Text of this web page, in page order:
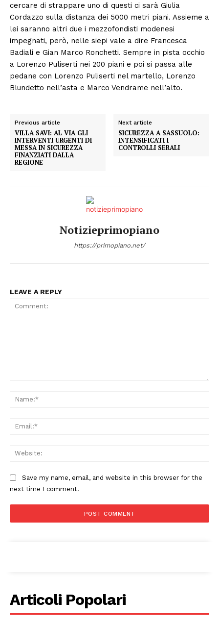
cercare di strappare uno di questi ci sarà Giulia
Cordazzo sulla distanza dei 5000 metri piani. Assieme a
lei saranno altri due i mezzofondisti modenesi
impegnati, però, nelle siepi vale a dire Francesca
Badiali e Gian Marco Ronchetti. Sempre in pista occhio
a Lorenzo Puliserti nei 200 piani e poi si passa alle
pedane con Lorenzo Puliserti nel martello, Lorenzo
Blundetto nell’asta e Marco Vendrame nell’alto.
Previous article
VILLA SAVI: AL VIA GLI
INTERVENTI URGENTI DI
MESSA IN SICUREZZA
FINANZIATI DALLA
REGIONE
Next article
SICUREZZA A SASSUOLO:
INTENSIFICATI I
CONTROLLI SERALI
Notizieprimopiano
https://primopiano.net/
LEAVE A REPLY
Save my name, email, and website in this browser for the
next time I comment.
Articoli Popolari